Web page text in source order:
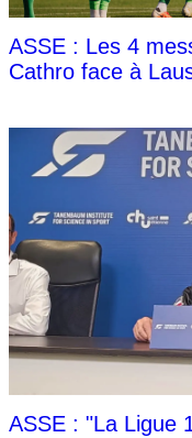
ASSE : Les 4
Cathro face à
ASSE : "La Ligue